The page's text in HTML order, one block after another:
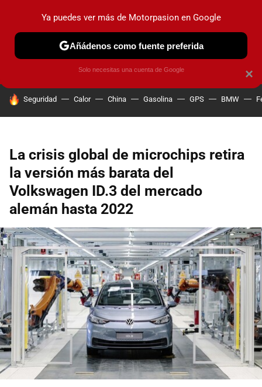
PRUEBAS COCHES ELÉCTRICOS OBSERVATORIO
HOY SE HABLA DE
Seguridad Calor China Gasolina GPS BMW
La crisis global de microchips retira
la versión más barata del
Volkswagen ID.3 del mercado
alemán hasta 2022
×
Ya puedes ver más de Motorpasion en Google
Añádenos como fuente preferida
Solo necesitas una cuenta de Google